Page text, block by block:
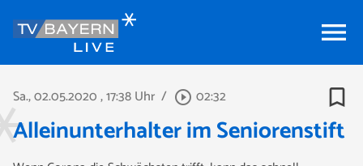
menu
Sa., 02.05.2020, 17:38 Uhr / play_circle_outline 02:32 bookmark_border
Alleinunterhalter im Seniorenstift